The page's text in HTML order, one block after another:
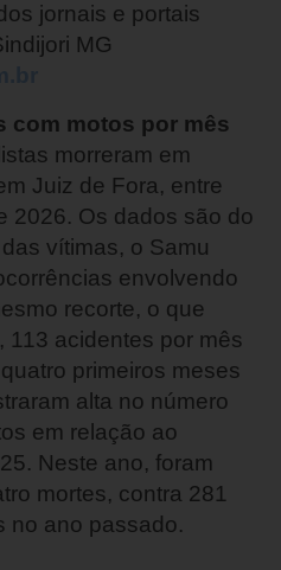
jornais e portais
MG
com motos por mês
morreram em
Juiz de Fora, entre
2026. Os dados são do
vítimas, o Samu
envolvendo
recorte, o que
113 acidentes por mês
primeiros meses
alta no número
em relação ao
Neste ano, foram
mortes, contra 281
no ano passado.